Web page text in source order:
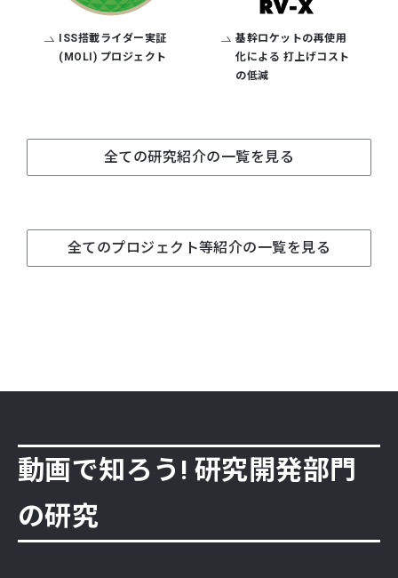
ISS搭載ライダー実証
(MOLI) プロジェクト
基幹ロケットの再使用
化による 打上げコスト
の低減
全ての研究紹介の一覧を見る
全てのプロジェクト等紹介の一覧を見る
動画で知ろう! 研究開発部門
の研究